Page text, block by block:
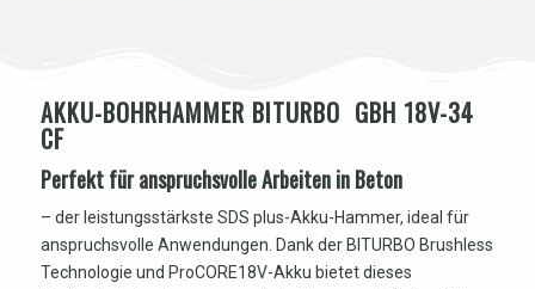
AKKU-BOHRHAMMER BITURBO GBH 18V-34
CF
Perfekt für anspruchsvolle Arbeiten in Beton
– der leistungsstärkste SDS plus-Akku-Hammer, ideal für
anspruchsvolle Anwendungen. Dank der BITURBO Brushless
Technologie und ProCORE18V-Akku bietet dieses